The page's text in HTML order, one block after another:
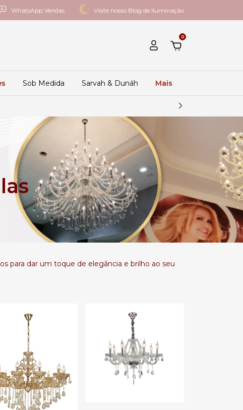
WhatsApp Vendas Visite nosso Blog de Iluminação
0
Sob Medida Sarvah & Dunáh Mais
para dar um toque de elegância e brilho ao seu